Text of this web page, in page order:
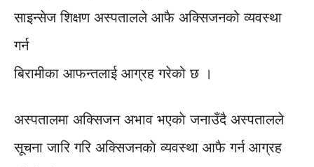
साइन्सेज शिक्षण अस्पतालले आफै अक्सिजनको व्यवस्था
गर्न
बिरामीका आफन्तलाई आग्रह गरेको छ ।
अस्पतालमा अक्सिजन अभाव भएकाे जनाउँदै अस्पतालले
सूचना जारि गरि अक्सिजनकाे व्यवस्था आफै गर्न आग्रह